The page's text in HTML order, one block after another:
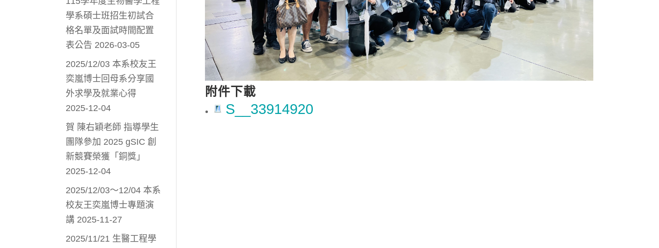
附件下載
S__33914920
學系碩士班招生初試合
格名單及面試時間配置
表公告 2026-03-05
2025/12/03 本系校友王
奕嵐博士回母系分享國
外求學及就業心得
2025-12-04
賀 陳右穎老師 指導學生
團隊參加 2025 gSIC 創
新競賽榮獲「銅獎」
2025-12-04
2025/12/03～12/04 本系
校友王奕嵐博士專題演
講 2025-11-27
2025/11/21 生醫工程學